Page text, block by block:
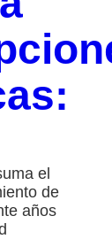
el
de
años